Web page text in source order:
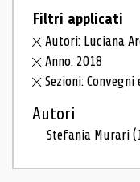
Filtri applicati
Autori: Luciana
Anno: 2018
Sezioni: Convegni
Autori
Stefania Murari